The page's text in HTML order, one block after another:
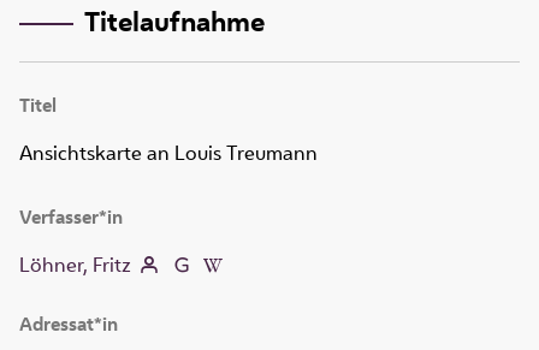
Titelaufnahme
Titel
Ansichtskarte an Louis Treumann
Verfasser*in
Löhner, Fritz
Adressat*in